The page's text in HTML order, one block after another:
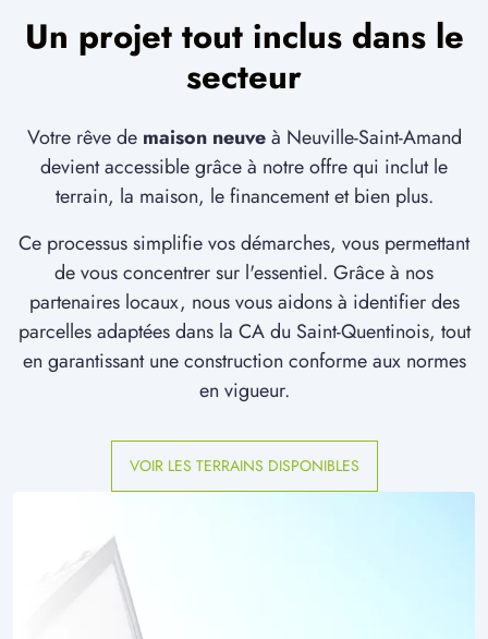
Un projet tout inclus dans le
secteur
Votre rêve de maison neuveà Neuville-Saint-Amand
devient accessible grâce à notre offre qui inclut le
terrain, la maison, le financement et bien plus.
Ce processus simplifie vos démarches, vous permettant
de vous concentrer sur l'essentiel. Grâce à nos
partenaires locaux, nous vous aidons à identifier des
parcelles adaptées dans la CA du Saint-Quentinois, tout
en garantissant une construction conforme aux normes
en vigueur.
VOIR LES TERRAINS DISPONIBLES